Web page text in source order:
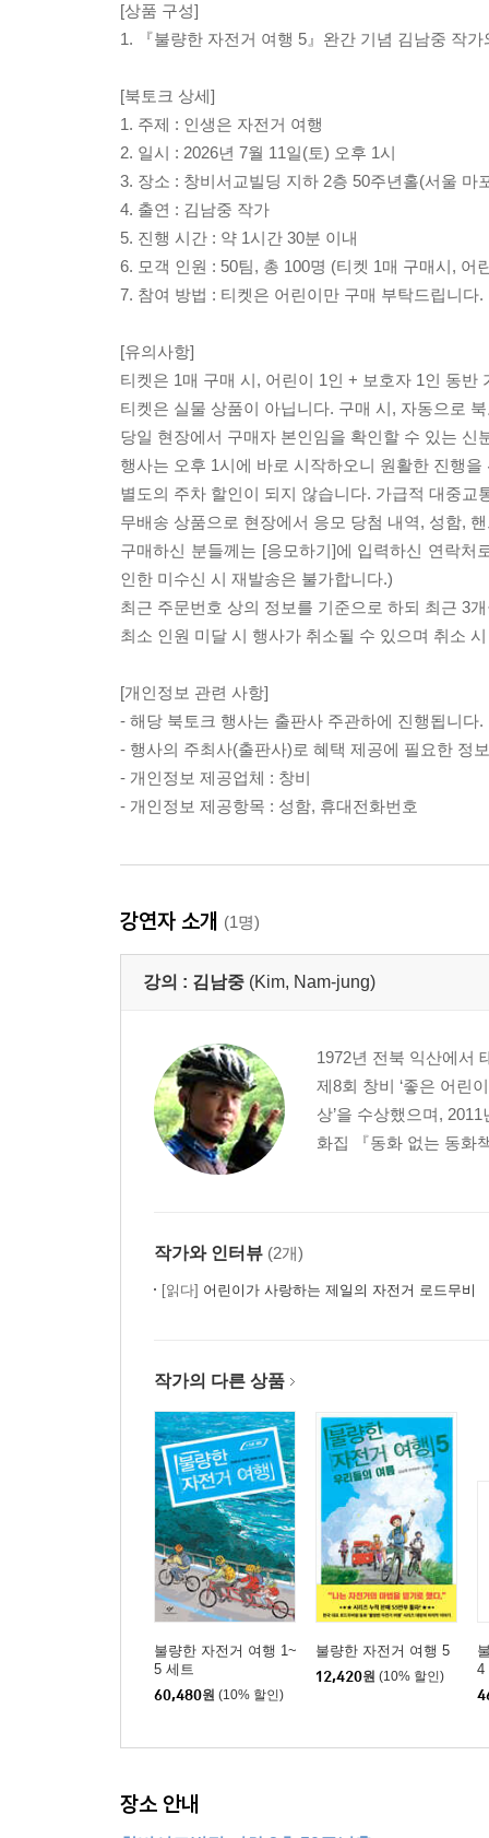
[상품 구성]
1. 『불량한 자전거 여행 5』완간 기념 김남중 작가
[북토크 상세]
1. 주제 : 인생은 자전거 여행
2. 일시 : 2026년 7월 11일(토) 오후 1시
3. 장소 : 창비서교빌딩 지하 2층 50주년홀(서울 마
4. 출연 : 김남중 작가
5. 진행 시간 : 약 1시간 30분 이내
6. 모객 인원 : 50팀, 총 100명 (티켓 1매 구매시, 어
7. 참여 방법 : 티켓은 어린이만 구매 부탁드립니
[유의사항]
티켓은 1매 구매 시, 어린이 1인 + 보호자 1인 동반
티켓은 실물 상품이 아닙니다. 구매 시, 자동으로
당일 현장에서 구매자 본인임을 확인할 수 있는
행사는 오후 1시에 바로 시작하오니 원활한 진행
별도의 주차 할인이 되지 않습니다. 가급적 대중교
무배송 상품으로 현장에서 응모 당첨 내역, 성함,
구매하신 분들께는 [응모하기]에 입력하신 연락
인한 미수신 시 재발송은 불가합니다.)
최근 주문번호 상의 정보를 기준으로 하되 최근 3
최소 인원 미달 시 행사가 취소될 수 있으며 취소
[개인정보 관련 사항]
- 해당 북토크 행사는 출판사 주관하에 진행됩니다.
- 행사의 주최사(출판사)로 혜택 제공에 필요한 정
- 개인정보 제공업체 : 창비
- 개인정보 제공항목 : 성함, 휴대전화번호
강연자 소개 (1명)
강의 : 김남중 (Kim, Nam-jung)
1972년 전북 익산에서
제8회 창비 ‘좋은 어린
상’을 수상했으며,
화집 『동화 없는 동화
작가와 인터뷰 (2개)
[읽다] 어린이가 사랑하는 제일의 자전거 로드무비
작가의 다른 상품
불량한 자전거 여행 1~
5 세트
60,480원 (10% 할인)
불량한 자전거 여행 5
12,420원 (10% 할인)
4
장소 안내